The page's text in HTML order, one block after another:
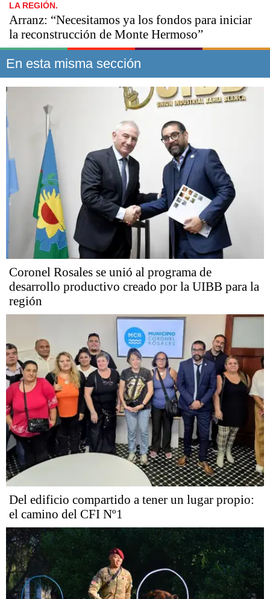
LA REGIÓN.
Arranz: “Necesitamos ya los fondos para iniciar
la reconstrucción de Monte Hermoso”
En esta misma sección
Coronel Rosales se unió al programa de
desarrollo productivo creado por la UIBB para la
región
Del edificio compartido a tener un lugar propio:
el camino del CFI Nº1